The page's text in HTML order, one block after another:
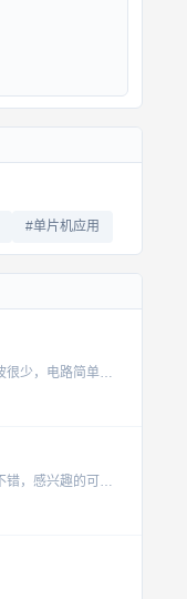
#单片机应用
胆机功放，音质圆润，浑厚，产生的奇次波很少，电路简单，最主要是变压器的设计...
该文档为胆机功放电路图资料，讲解的还不错，感兴趣的可以下载看看…………………………...